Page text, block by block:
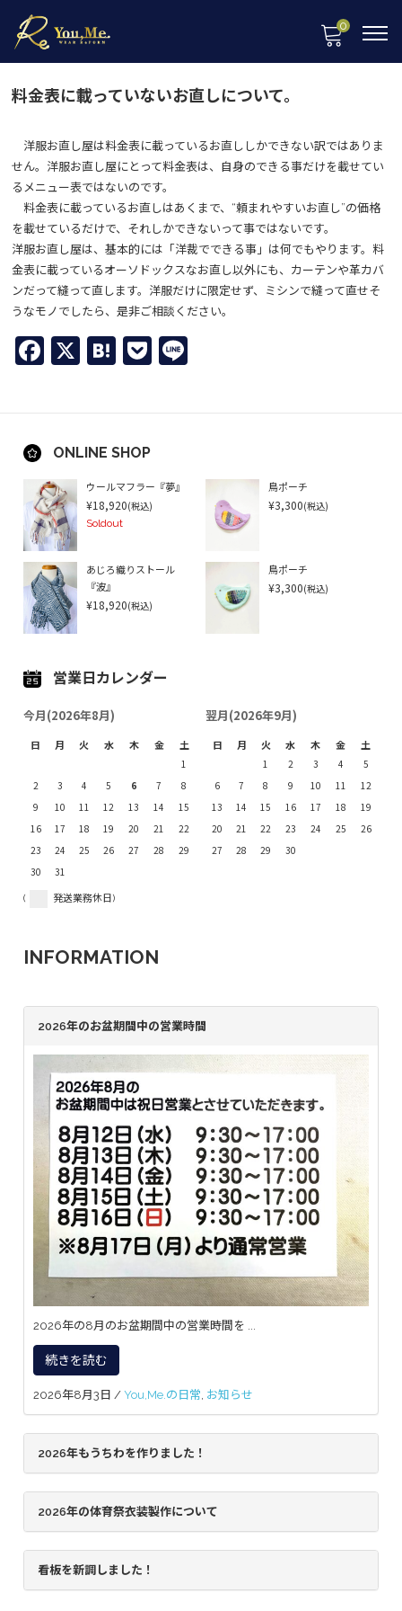
0
料金表に載っていないお直しについて。
洋服お直し屋は料金表に載っているお直ししかできない訳ではありま
せん。洋服お直し屋にとって料金表は、自身のできる事だけを載せてい
るメニュー表ではないのです。
料金表に載っているお直しはあくまで、“頼まれやすいお直し”の価格
を載せているだけで、それしかできないって事ではないです。
洋服お直し屋は、基本的には「洋裁でできる事」は何でもやります。料
金表に載っているオーソドックスなお直し以外にも、カーテンや革カバ
ンだって縫って直します。洋服だけに限定せず、ミシンで縫って直せそ
うなモノでしたら、是非ご相談ください。
Facebook
X Hatena
Pocket
ONLINE SHOP
ウールマフラー『夢』
¥18,920(税込)
Soldout
鳥ポーチ
¥3,300(税込)
あじろ織りストール
『波』
¥18,920(税込)
鳥ポーチ
¥3,300(税込)
営業日カレンダー
今月(2026年8月)
日 月 火 水 木 金 土
1
2
3 4 5 6 7
8
9
10 11 12 13 14
15
16
17 18 19 20 21
22
23
24 25 26 27 28
29
30
31
翌月(2026年9月)
日 月 火 水 木 金 土
1 2 3 4
5
6
7 8 9 10 11
12
13
14 15 16 17 18
19
20
21 22 23 24 25
26
27
28 29 30
( 発送業務休日)
INFORMATION
2026年のお盆期間中の営業時間
2026年の8月のお盆期間中の営業時間を ...
続きを読む
2026年8月3日 / You,Me.の日常, お知らせ
2026年もうちわを作りました！
2026年の体育祭衣装製作について
看板を新調しました！